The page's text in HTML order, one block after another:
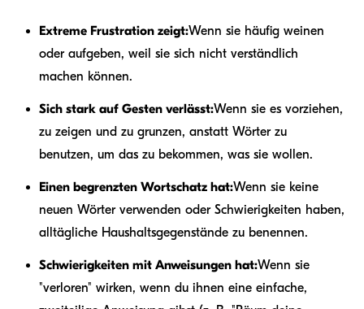
Extreme Frustration zeigt:Wenn sie häufig weinen
oder aufgeben, weil sie sich nicht verständlich
machen können.
Sich stark auf Gesten verlässt:Wenn sie es vorziehen,
zu zeigen und zu grunzen, anstatt Wörter zu
benutzen, um das zu bekommen, was sie wollen.
Einen begrenzten Wortschatz hat:Wenn sie keine
neuen Wörter verwenden oder Schwierigkeiten haben,
alltägliche Haushaltsgegenstände zu benennen.
Schwierigkeiten mit Anweisungen hat:Wenn sie
"verloren" wirken, wenn du ihnen eine einfache,